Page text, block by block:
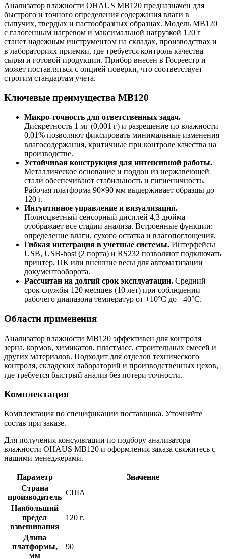
Анализатор влажности OHAUS MB120 предназначен для
быстрого и точного определения содержания влаги в
сыпучих, твердых и пастообразных образцах. Модель MB120
с галогенным нагревом и максимальной нагрузкой 120 г
станет надежным инструментом на складах, производствах и
в лабораториях приемки, где требуется контроль качества
сырья и готовой продукции. Прибор внесен в Госреестр и
может поставляться с опцией поверки, что соответствует
строгим стандартам учета.
Ключевые преимущества MB120
Микро-точность для ответственных задач.
Дискретность 1 мг (0,001 г) и разрешение по влажности
0,01% позволяют фиксировать минимальные изменения
влагосодержания, критичные при контроле качества на
производстве.
Устойчивая конструкция для интенсивной работы.
Металлическое основание и поддон из нержавеющей
стали обеспечивают стабильность и гигиеничность.
Рабочая платформа 90×90 мм выдерживает образцы до
120 г.
Интуитивное управление и визуализация.
Полноцветный сенсорный дисплей 4,3 дюйма
отображает все стадии анализа. Встроенные функции:
определение влаги, сухого остатка и влагопоглощения.
Гибкая интеграция в учетные системы. Интерфейсы
USB, USB-host (2 порта) и RS232 позволяют подключать
принтер, ПК или внешние весы для автоматизации
документооборота.
Рассчитан на долгий срок эксплуатации. Средний
срок службы 120 месяцев (10 лет) при соблюдении
рабочего диапазона температур от +10°C до +40°C.
Области применения
Анализатор влажности MB120 эффективен для контроля
зерна, кормов, химикатов, пластмасс, строительных смесей и
других материалов. Подходит для отделов технического
контроля, складских лабораторий и производственных цехов,
где требуется быстрый анализ без потери точности.
Комплектация
Комплектация по спецификации поставщика. Уточняйте
состав при заказе.
Для получения консультации по подбору анализатора
влажности OHAUS MB120 и оформления заказа свяжитесь с
нашими менеджерами.
Параметр
Значение
Страна
производитель
США
Наибольший
предел
взвешивания
120 г.
Длина
платформы,
мм
90